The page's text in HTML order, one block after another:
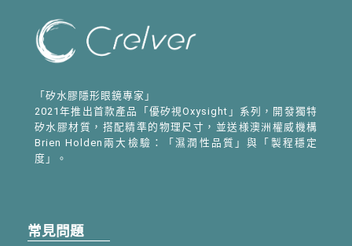
「矽水膠隱形眼鏡專家」
2021年推出首款產品「優矽視Oxysight」系列，開發獨特
矽水膠材質，搭配精準的物理尺寸，並送様澳洲權威機構
Brien Holden兩大檢驗：「濕潤性品質」與「製程穩定
度」。
常見問題